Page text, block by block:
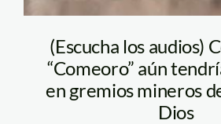
(Escucha los audios)
“Comeoro” aún
en gremios mineros
Dios